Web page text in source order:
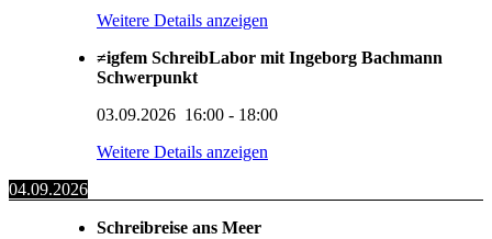
Weitere Details anzeigen
≠igfem SchreibLabor mit Ingeborg Bachmann
Schwerpunkt
03.09.2026 16:00 - 18:00
Weitere Details anzeigen
04.09.2026
Schreibreise ans Meer